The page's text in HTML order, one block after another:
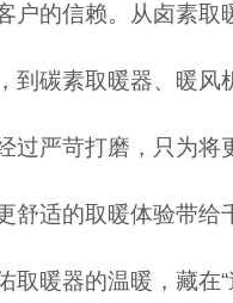
户的信赖。从卤素取
到碳素取暖器、暖风
过严苛打磨，只为将
舒适的取暖体验带给
取暖器的温暖，藏在“